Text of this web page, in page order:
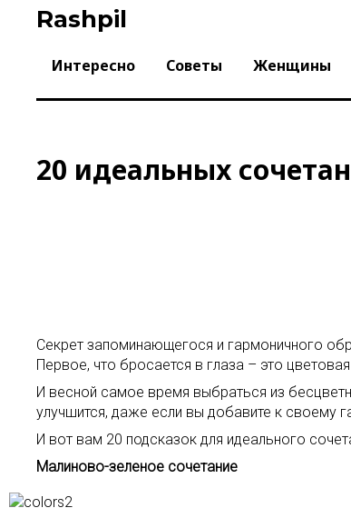
Rashpil
Интересно Советы Женщины
20 идеальных
Секрет запоминающегося и гармоничного
Первое, что бросается в глаза – это
И весной самое время выбраться из
улучшится, даже если вы добавите к своему
И вот вам 20 подсказок для идеального
Малиново-зеленое сочетание